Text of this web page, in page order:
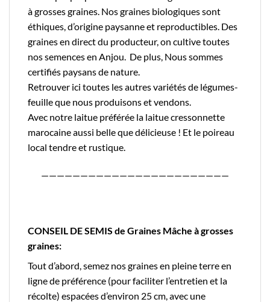
à grosses graines. Nos graines biologiques sont
éthiques, d’origine paysanne et reproductibles. Des
graines en direct du producteur, on cultive toutes
nos semences en Anjou. De plus, Nous sommes
certifiés paysans de nature.
Retrouver ici toutes les autres variétés de légumes-
feuille que nous produisons et vendons.
Avec notre laitue préférée la laitue cressonnette
marocaineaussi belle que délicieuse ! Et le poireau
local tendre et rustique.
————————————————————————
CONSEIL DE SEMIS de Graines Mâche à grosses
graines:
Tout d’abord, semez nos graines en pleine terre en
ligne de préférence (pour faciliter l’entretien et la
récolte) espacées d’environ 25 cm, avec une